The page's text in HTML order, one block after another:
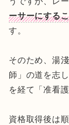
ーサーにする
す。
そのため、湯
師」の道を志
を経て「准看
資格取得後は